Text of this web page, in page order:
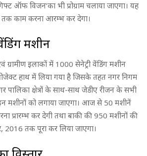
ऑफ विजन’का भी प्रोग्राम चलाया जाएगा। यह
काम करना आरम्भ कर देगा।
मशीन
ग्रामीण इलाकों में 1000 सेनेट्री वेंडिंग मशीन
हाथ में लिया गया है जिसके तहत नगर निगम
क्षेत्रों के साथ-साथ जेडीए रीजन के सभी
मशीनों को लगाया जाएगा। आज से 50 मशीनें
प्रारम्भ कर देगी तथा बाकी की 950 मशीनों की
2016 तक पूरा कर लिया जाएगा।